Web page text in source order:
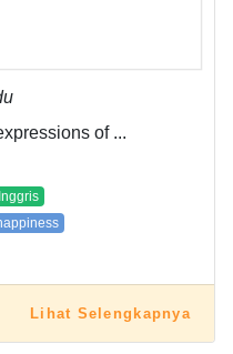
of ...
Lihat Selengkapnya